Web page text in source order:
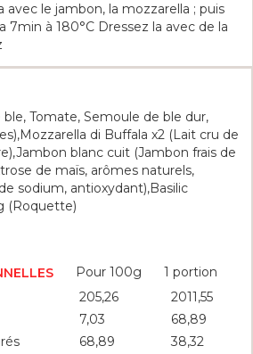
avec le jambon, la mozzarella ; puis
7min à 180°C Dressez la avec de la
ble, Tomate, Semoule de ble dur,
di Buffala x2 (Lait cru de
blanc cuit (Jambon frais de
de maïs, arômes naturels,
sodium, antioxydant),Basilic
(Roquette)
Pour 100g
1 portion
205,26
7,03
68,89
2011,55
68,89
38,32